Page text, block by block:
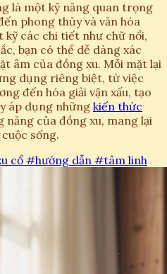
là một kỹ năng quan trọng
phong thủy và văn hóa
kỹ các chi tiết như chữ nổi,
bạn có thể dễ dàng xác
âm của đồng xu. Mỗi mặt lại
dụng riêng biệt, từ việc
đến hóa giải vận xấu, tạo
áp dụng những kiến thức
năng của đồng xu, mang lại
sống.
cổ #hướng dẫn #tâm linh